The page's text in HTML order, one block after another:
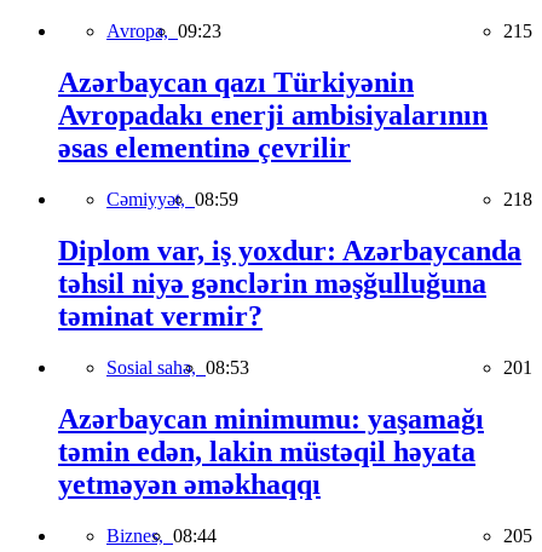
Avropa, 09:23 215
Azərbaycan qazı Türkiyənin
Avropadakı enerji ambisiyalarının
əsas elementinə çevrilir
Cəmiyyət, 08:59 218
Diplom var, iş yoxdur: Azərbaycanda
təhsil niyə gənclərin məşğulluğuna
təminat vermir?
Sosial sahə, 08:53 201
Azərbaycan minimumu: yaşamağı
təmin edən, lakin müstəqil həyata
yetməyən əməkhaqqı
Biznes, 08:44 205